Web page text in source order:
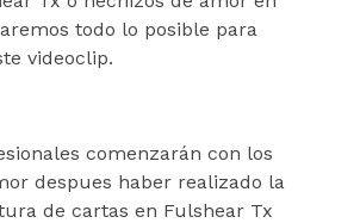
todo lo posible para
videoclip.
comenzarán con los
despues haber realizado la
de cartas en Fulshear Tx